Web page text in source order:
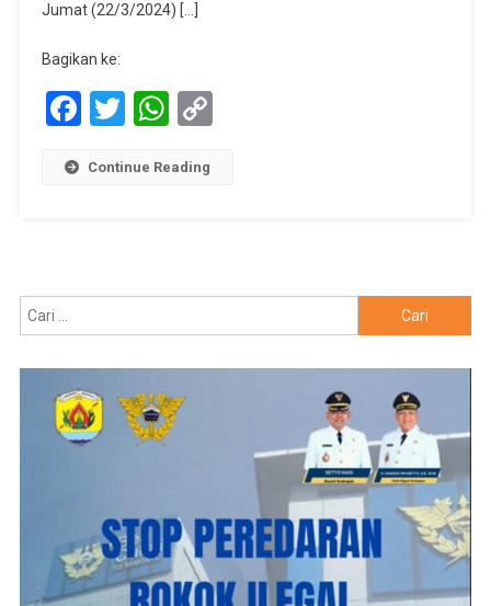
Jumat (22/3/2024) […]
Bagikan ke:
Facebook
TwitterWhatsApp
Copy
Continue Reading
untuk: